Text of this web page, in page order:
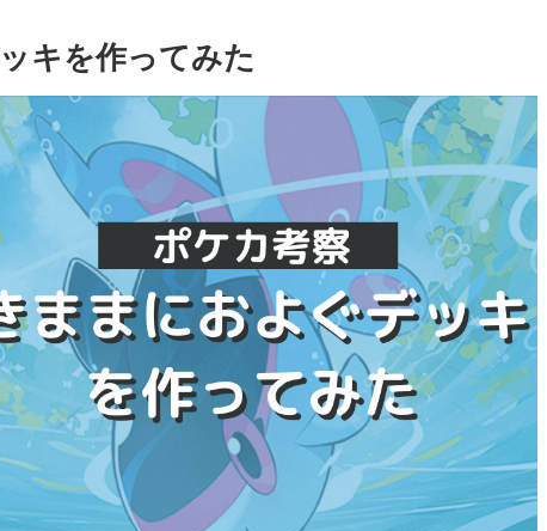
キを作ってみた